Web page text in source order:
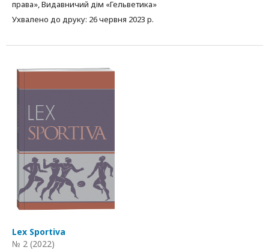
права», Видавничий дім «Гельветика»
Ухвалено до друку: 26 червня 2023 р.
Lex Sportiva
№ 2 (2022)